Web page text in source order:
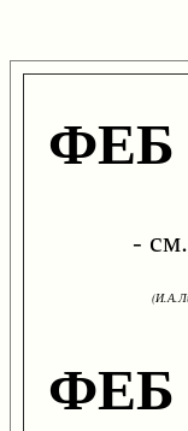
ФЕБ
- см.
ФЕБ